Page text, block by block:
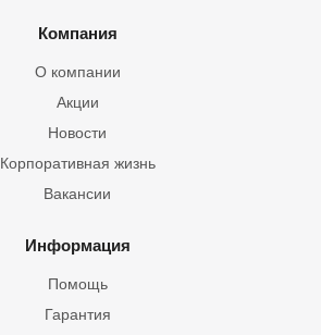
Компания
О компании
Акции
Новости
Корпоративная жизнь
Вакансии
Информация
Помощь
Гарантия